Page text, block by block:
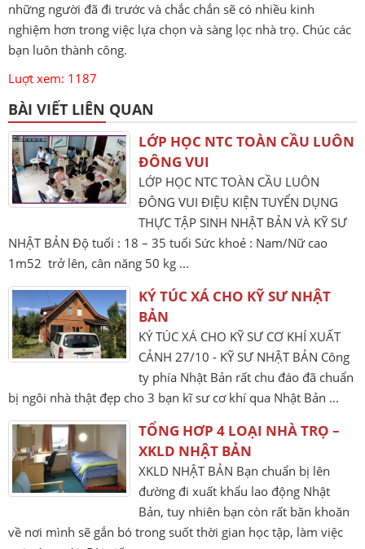
những người đã đi trước và chắc chắn sẽ có nhiều kinh
nghiệm hơn trong việc lựa chọn và sàng lọc nhà trọ. Chúc các
bạn luôn thành công.
Luợt xem: 1187
BÀI VIẾT LIÊN QUAN
LỚP HỌC NTC TOÀN CẦU LUÔN
ĐÔNG VUI
LỚP HỌC NTC TOÀN CẦU LUÔN
ĐÔNG VUI ĐIỆU KIỆN TUYỂN DỤNG
THỰC TẬP SINH NHẬT BẢN VÀ KỸ SƯ
NHẬT BẢN Độ tuổi : 18 – 35 tuổi Sức khoẻ : Nam/Nữ cao
1m52 trở lên, cân năng 50 kg ...
KÝ TÚC XÁ CHO KỸ SƯ NHẬT
BẢN
KÝ TÚC XÁ CHO KỸ SƯ CƠ KHÍ XUẤT
CẢNH 27/10 - KỸ SƯ NHẬT BẢN Công
ty phía Nhật Bản rất chu đáo đã chuẩn
bị ngôi nhà thật đẹp cho 3 bạn kĩ sư cơ khí qua Nhật Bản ...
TỔNG HƠP 4 LOẠI NHÀ TRỌ –
XKLD NHẬT BẢN
XKLD NHẬT BẢN Bạn chuẩn bị lên
đường đi xuất khẩu lao động Nhật
Bản, tuy nhiên bạn còn rất băn khoăn
về nơi mình sẽ gắn bó trong suốt thời gian học tập, làm việc